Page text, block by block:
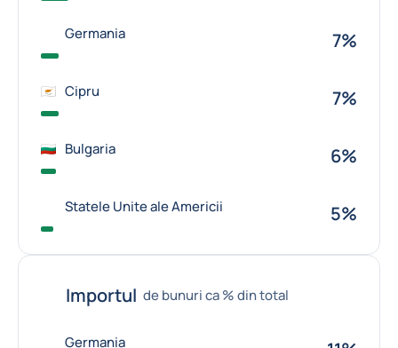
Germania 7%
Cipru 7%
Bulgaria 6%
Statele Unite ale Americii 5%
Importul de bunuri ca % din total
Germania